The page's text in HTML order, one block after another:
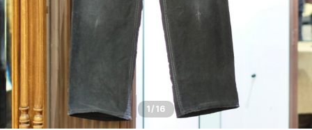
1 /16